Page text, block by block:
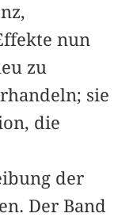
nun
zu
sie
die
der
Der Band